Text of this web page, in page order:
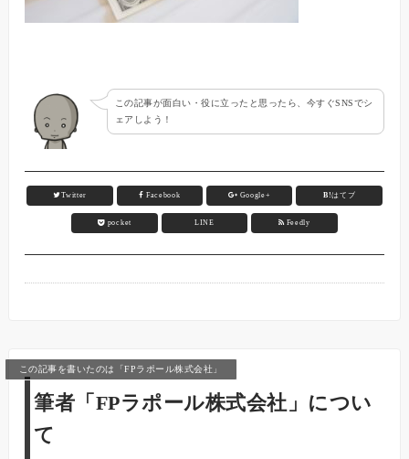
この記事が面白い・役に立ったと思ったら、今すぐSNSでシ
ェアしよう！
Twitter Facebook Google+ B!はてブ
pocket LINE Feedly
この記事を書いたのは「FPラポール株式会社」
筆者「FPラポール株式会社」につい
て